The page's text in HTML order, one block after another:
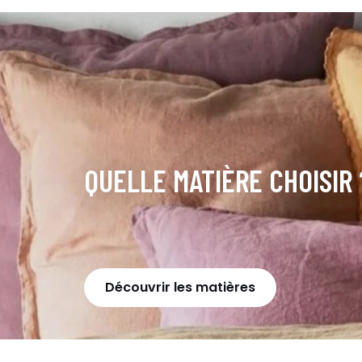
QUELLE MATIÈRE CHOISIR
Découvrir les matières